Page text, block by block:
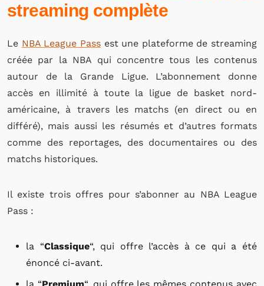
streaming complète
Le NBA League Passest une plateforme de streaming
créée par la NBA qui concentre tous les contenus
autour de la Grande Ligue. L’abonnement donne
accès en illimité à toute la ligue de basket nord-
américaine, à travers les matchs (en direct ou en
différé), mais aussi les résumés et d’autres formats
comme des reportages, des documentaires ou des
matchs historiques.
Il existe trois offres pour s’abonner au NBA League
Pass :
la “Classique“, qui offre l’accès à ce qui a été
énoncé ci-avant.